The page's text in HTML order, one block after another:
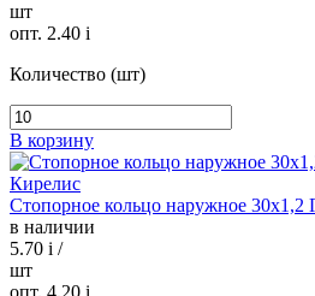
шт
опт. 2.40 i
Количество (шт)
В корзину
Стопорное кольцо наружное
в наличии
5.70 i /
шт